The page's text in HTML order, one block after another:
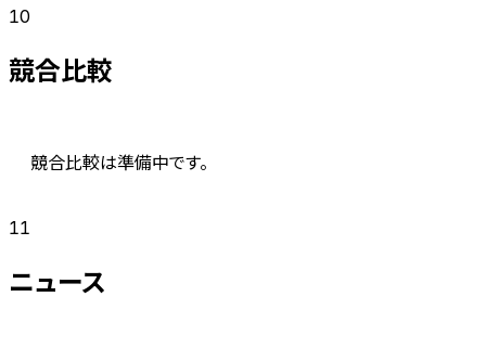
10
競合比較
競合比較は準備中です。
11
ニュース